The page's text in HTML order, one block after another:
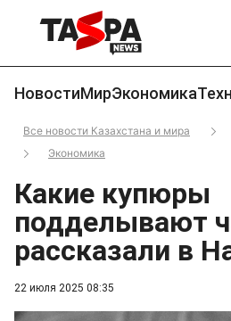
НовостиМирЭкономика
Все новости Казахстана и мира
Экономика
22 июля 2025 08:35
Какие купюры
подделывают
рассказали в